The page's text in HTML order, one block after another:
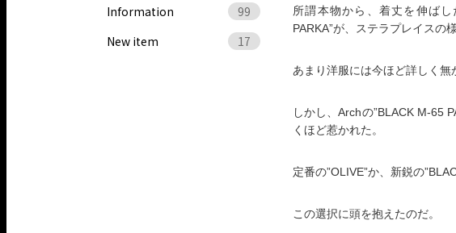
Information
99
New item
17
所謂本物から、着丈を伸ば
PARKA”が、ステラプレイスの
あまり洋服には今ほど詳しく
しかし、Archの”BLACK M-65
くほど惹かれた。
定番の”OLIVE”か、新鋭の
この選択に頭を抱えたのだ。